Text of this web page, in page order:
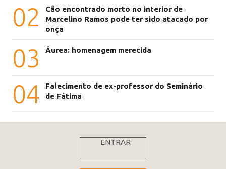
02
Cão encontrado morto no interior de
Marcelino Ramos pode ter sido atacado por
onça
03 Áurea: homenagem merecida
04
Falecimento de ex-professor do Seminário
de Fátima
ENTRAR